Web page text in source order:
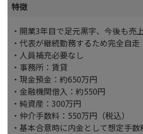
特徴
・開業3年目で足元黒字、今後も売
・代表が継続勤務するため完全自走
・人員補充必要なし
・事務所：賃貸
・現金預金：約650万円
・金融機関借入：約550円
・純資産：300万円
・仲介手数料：550万円（税込）
・基本合意時に内金として想定手